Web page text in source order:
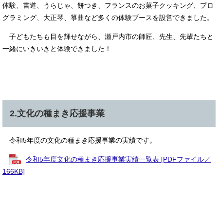
体験、書道、うらじゃ、餅つき、フランスのお菓子クッキング、プロ
グラミング、大正琴、箏曲など多くの体験ブースを設営できました。
子どもたちも目を輝せながら、瀬戸内市の師匠、先生、先輩たちと
一緒にいきいきと体験できました！
2.文化の種まき応援事業
令和5年度の文化の種まき応援事業の実績です。
令和5年度文化の種まき応援事業実績一覧表 [PDFファイル／
166KB]